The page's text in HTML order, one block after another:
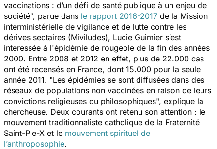
vaccinations : d’un défi de santé publique à un enjeu de
société", parue dans le rapport 2016-2017 de la Mission
interministérielle de vigilance et de lutte contre les
dérives sectaires (Miviludes), Lucie Guimier s’est
intéressée à l'épidémie de rougeole de la fin des années
2000. Entre 2008 et 2012 en effet, plus de 22.000 cas
ont été recensés en France, dont 15.000 pour la seule
année 2011. "Les épidémies se sont diffusées dans des
réseaux de populations non vaccinées en raison de leurs
convictions religieuses ou philosophiques", explique la
chercheuse. Deux courants ont retenu son attention : le
mouvement traditionnaliste catholique de la Fraternité
Saint-Pie-X et le mouvement spirituel de
l’anthroposophie.